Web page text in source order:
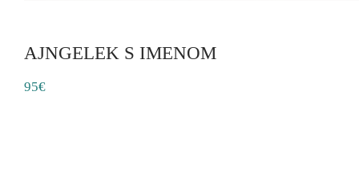
AJNGELEK S IMENOM
95€